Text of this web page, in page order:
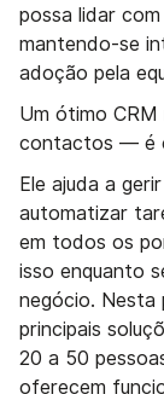
possa lidar
mantendo-se
adoção pela
Um ótimo
contactos — é
Ele ajuda a
automatizar
em todos os
isso enquanto
negócio. Nesta
principais
20 a 50
oferecem